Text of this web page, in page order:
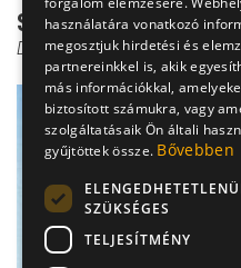
Sütés-főzés az élet
Dr. Borbényi Erika
használatára vonatkozó
megosztjuk hirdetési és
partnereinkkel is, akik
más információkkal,
biztosított számukra, vagy
szolgáltatásaik Ön általi
gyűjtöttek össze. Bővebben
SZÜKSÉGES
TELJESÍTMÉNY